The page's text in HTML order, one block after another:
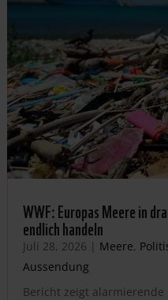
WWF: Europas Meere in
endlich handeln
Juli 28, 2026 | Meere,
Aussendung
Bericht zeigt